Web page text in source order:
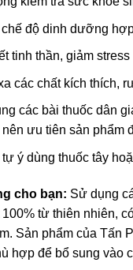
chế độ dinh dưỡng
tinh thần, giảm
các chất kích thích,
các bài thuốc dân
ưu tiên sản phẩm
tự ý dùng thuốc tây
cho bạn: Sử dụng
từ thiên nhiên,
Sản phẩm của Tấn
hợp để bổ sung vào